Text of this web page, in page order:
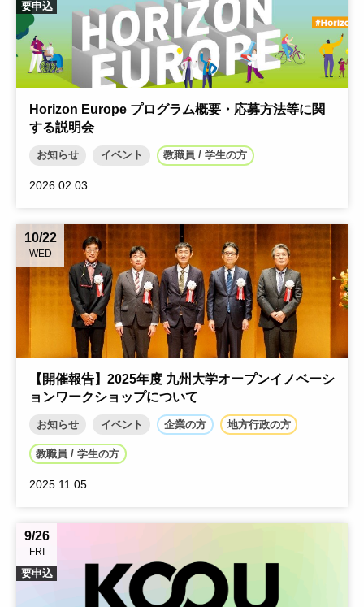
要申込
Horizon Europe プログラム概要・応募方法等に関
する説明会
お知らせ イベント 教職員 / 学生の方
2026.02.03
10/22
WED
【開催報告】2025年度 九州大学オープンイノベーシ
ョンワークショップについて
お知らせ イベント 企業の方 地方行政の方
教職員 / 学生の方
2025.11.05
9/26
FRI
要申込